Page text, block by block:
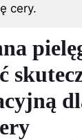
cery.